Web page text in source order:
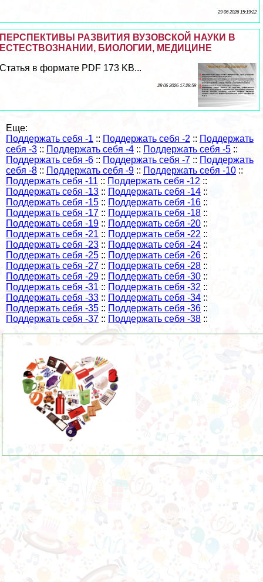
29 06 2026 15:19:22
ПЕРСПЕКТИВЫ РАЗВИТИЯ ВУЗОВСКОЙ НАУКИ В
ЕСТЕСТВОЗНАНИИ, БИОЛОГИИ, МЕДИЦИНЕ
Статья в формате PDF 173 KB...
28 06 2026 17:28:59
Еще:
Поддержать себя -1 :: Поддержать себя -2 :: Поддержать
себя -3 :: Поддержать себя -4 :: Поддержать себя -5 ::
Поддержать себя -6 :: Поддержать себя -7 :: Поддержать
себя -8 :: Поддержать себя -9 :: Поддержать себя -10 ::
Поддержать себя -11 :: Поддержать себя -12 ::
Поддержать себя -13 :: Поддержать себя -14 ::
Поддержать себя -15 :: Поддержать себя -16 ::
Поддержать себя -17 :: Поддержать себя -18 ::
Поддержать себя -19 :: Поддержать себя -20 ::
Поддержать себя -21 :: Поддержать себя -22 ::
Поддержать себя -23 :: Поддержать себя -24 ::
Поддержать себя -25 :: Поддержать себя -26 ::
Поддержать себя -27 :: Поддержать себя -28 ::
Поддержать себя -29 :: Поддержать себя -30 ::
Поддержать себя -31 :: Поддержать себя -32 ::
Поддержать себя -33 :: Поддержать себя -34 ::
Поддержать себя -35 :: Поддержать себя -36 ::
Поддержать себя -37 :: Поддержать себя -38 ::